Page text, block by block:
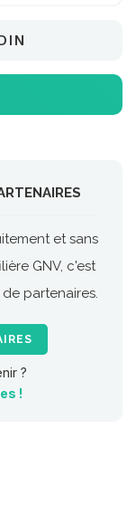
et sans
GNV, c'est
partenaires.
?
!